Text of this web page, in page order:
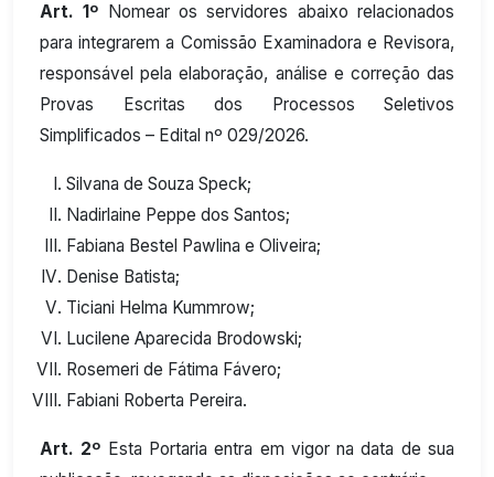
Art. 1º Nomear os servidores abaixo relacionados
para integrarem a Comissão Examinadora e Revisora,
responsável pela elaboração, análise e correção das
Provas Escritas dos Processos Seletivos
Simplificados – Edital nº 029/2026.
Silvana de Souza Speck;
Nadirlaine Peppe dos Santos;
Fabiana Bestel Pawlina e Oliveira;
Denise Batista;
Ticiani Helma Kummrow;
Lucilene Aparecida Brodowski;
Rosemeri de Fátima Fávero;
Fabiani Roberta Pereira.
Art. 2º Esta Portaria entra em vigor na data de sua